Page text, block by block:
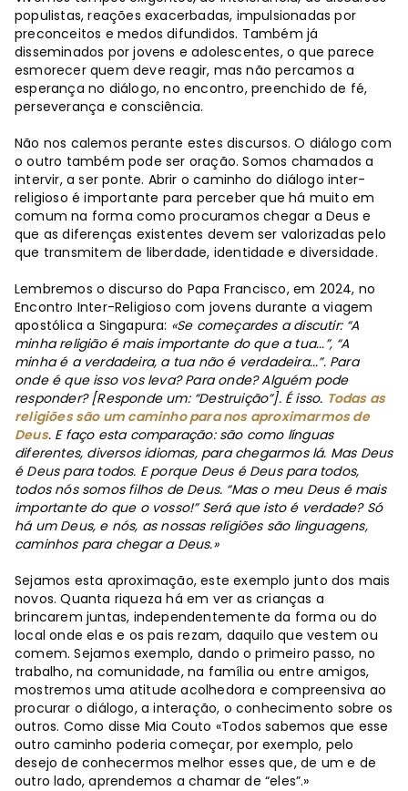
populistas, reações exacerbadas, impulsionadas por
preconceitos e medos difundidos. Também já
disseminados por jovens e adolescentes, o que parece
esmorecer quem deve reagir, mas não percamos a
esperança no diálogo, no encontro, preenchido de fé,
perseverança e consciência.
Não nos calemos perante estes discursos. O diálogo com
o outro também pode ser oração. Somos chamados a
intervir, a ser ponte. Abrir o caminho do diálogo inter-
religioso é importante para perceber que há muito em
comum na forma como procuramos chegar a Deus e
que as diferenças existentes devem ser valorizadas pelo
que transmitem de liberdade, identidade e diversidade.
Lembremos o discurso do Papa Francisco, em 2024, no
Encontro Inter-Religioso com jovens durante a viagem
apostólica a Singapura: «Se começardes a discutir: “A
minha religião é mais importante do que a tua...”, “A
minha é a verdadeira, a tua não é verdadeira...”. Para
onde é que isso vos leva? Para onde? Alguém pode
responder? [Responde um: “Destruição”]. É isso. Todas as
religiões são um caminho para nos aproximarmos de
Deus. E faço esta comparação: são como línguas
diferentes, diversos idiomas, para chegarmos lá. Mas Deus
é Deus para todos. E porque Deus é Deus para todos,
todos nós somos filhos de Deus. “Mas o meu Deus é mais
importante do que o vosso!” Será que isto é verdade? Só
há um Deus, e nós, as nossas religiões são linguagens,
caminhos para chegar a Deus.»
Sejamos esta aproximação, este exemplo junto dos mais
novos. Quanta riqueza há em ver as crianças a
brincarem juntas, independentemente da forma ou do
local onde elas e os pais rezam, daquilo que vestem ou
comem. Sejamos exemplo, dando o primeiro passo, no
trabalho, na comunidade, na família ou entre amigos,
mostremos uma atitude acolhedora e compreensiva ao
procurar o diálogo, a interação, o conhecimento sobre os
outros. Como disse Mia Couto «Todos sabemos que esse
outro caminho poderia começar, por exemplo, pelo
desejo de conhecermos melhor esses que, de um e de
outro lado, aprendemos a chamar de “eles”.»